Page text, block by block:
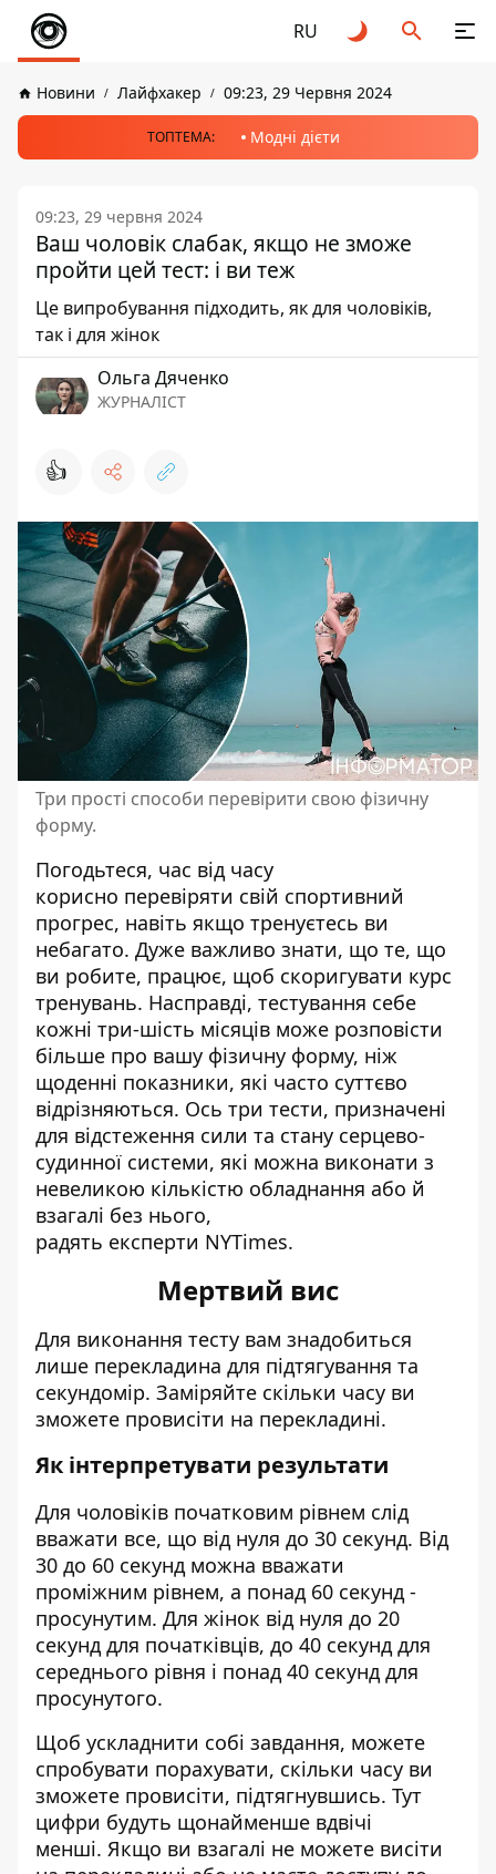
RU
Новини Лайфхакер 09:23, 29 Червня 2024
ТОПТЕМА: Модні дієти
09:23, 29 червня 2024
Ваш чоловік слабак, якщо не зможе
пройти цей тест: і ви теж
Це випробування підходить, як для чоловіків,
так і для жінок
Ольга Дяченко
ЖУРНАЛІСТ
👍
Три прості способи перевірити свою фізичну
форму.
Погодьтеся, час від часу
корисно перевіряти свій спортивний
прогрес, навіть якщо тренуєтесь ви
небагато. Дуже важливо знати, що те, що
ви робите, працює, щоб скоригувати курс
тренувань. Насправді, тестування себе
кожні три-шість місяців може розповісти
більше про вашу фізичну форму, ніж
щоденні показники, які часто суттєво
відрізняються. Ось три тести, призначені
для відстеження сили та стану серцево-
судинної системи, які можна виконати з
невеликою кількістю обладнання або й
взагалі без нього,
радять експерти NYTimes.
Мертвий вис
Для виконання тесту вам знадобиться
лише перекладина для підтягування та
секундомір. Заміряйте скільки часу ви
зможете провисіти на перекладині.
Як інтерпретувати результати
Для чоловіків початковим рівнем слід
вважати все, що від нуля до 30 секунд. Від
30 до 60 секунд можна вважати
проміжним рівнем, а понад 60 секунд -
просунутим. Для жінок від нуля до 20
секунд для початківців, до 40 секунд для
середнього рівня і понад 40 секунд для
просунутого.
Щоб ускладнити собі завдання, можете
спробувати порахувати, скільки часу ви
зможете провисіти, підтягнувшись. Тут
цифри будуть щонайменше вдвічі
менші. Якщо ви взагалі не можете висіти